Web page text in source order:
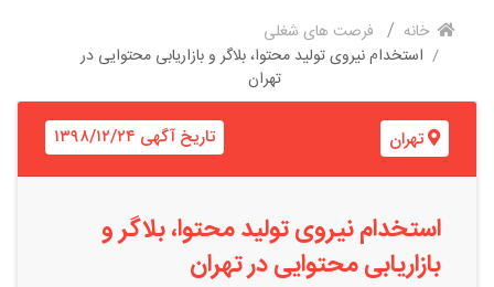
خانه
فرصت های شغلی
استخدام نیروی تولید محتوا، بلاگر و بازاریابی محتوایی در
تهران
تهران تاریخ آگهی ۱۳۹۸/۱۲/۲۴
استخدام نیروی تولید محتوا، بلاگر و
بازاریابی محتوایی در تهران